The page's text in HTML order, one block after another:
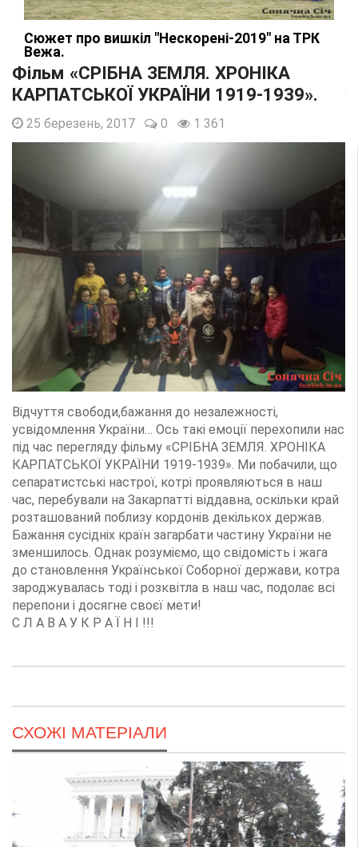
Сюжет про вишкіл "Нескорені-2019" на ТРК
Вежа.
17 липень, 2019 0 1 627
Фільм «СРІБНА ЗЕМЛЯ. ХРОНІКА
КАРПАТСЬКОЇ УКРАЇНИ 1919-1939».
25 березень, 2017 0 1 361
Відчуття свободи,бажання до незалежності,
усвідомлення України… Ось такі емоції перехопили нас
під час перегляду фільму «СРІБНА ЗЕМЛЯ. ХРОНІКА
КАРПАТСЬКОЇ УКРАЇНИ 1919-1939». Ми побачили, що
сепаратистські настрої, котрі проявляються в наш
час, перебували на Закарпатті віддавна, оскільки край
розташований поблизу кордонів декількох держав.
Бажання сусідніх країн загарбати частину України не
зменшилось. Однак розуміємо, що свідомість і жага
до становлення Української Соборної держави, котра
зароджувалась тоді і розквітла в наш час, подолає всі
перепони і досягне своєї мети!
С Л А В А У К Р А Ї Н І !!!
СХОЖІ МАТЕРІАЛИ